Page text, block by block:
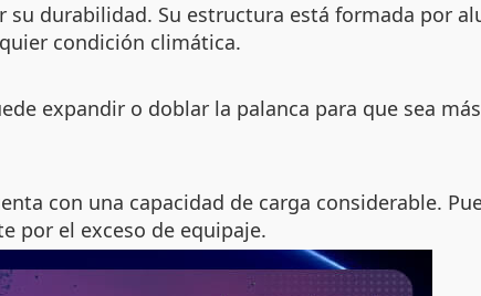
durabilidad. Su estructura está formada por
condición climática.
expandir o doblar la palanca para que sea
con una capacidad de carga considerable.
por el exceso de equipaje.